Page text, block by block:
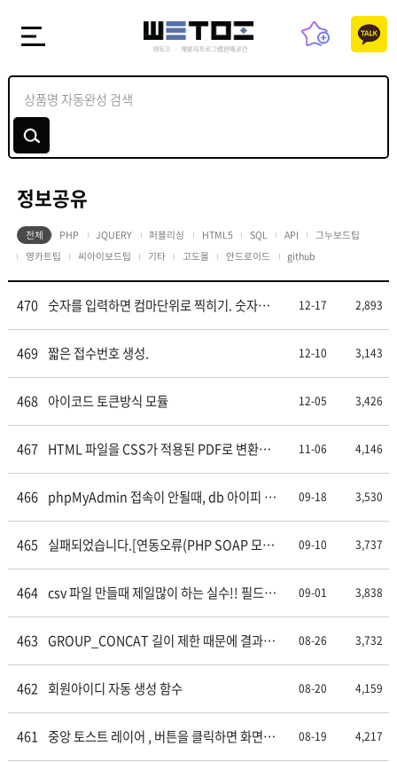
정보공유
전체 PHP JQUERY 퍼블리싱 HTML5 SQL API
그누보드팁
영카트팁
씨아이보드팁 기타 고도몰 안드로이드 github
470 숫자를 입력하면 컴마단위로 찍히기. 숫자만
12-17 2,893
469 짧은 접수번호 생성. 12-10 3,143
468 아이코드 토큰방식 모듈 12-05 3,426
467 HTML 파일을 CSS가 적용된 PDF로 변환하
11-06 4,146
466 phpMyAdmin 접속이 안될때, db 아이피 포
09-18 3,530
465 실패되었습니다.[연동오류(PHP SOAP 모듈
09-10 3,737
464 csv 파일 만들때 제일많이 하는 실수!! 필드에
09-01 3,838
463 GROUP_CONCAT 길이 제한 때문에 결과값
08-26 3,732
462 회원아이디 자동 생성 함수 08-20 4,159
461 중앙 토스트 레이어 , 버튼을 클릭하면 화면
08-19 4,217